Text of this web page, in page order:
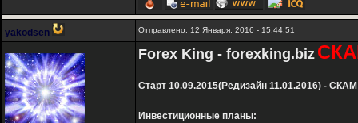
yakodsen Отправлено: 12 Января, 2016 - 15:44:51
Forex King - forexking.biz
Старт 10.09.2015(Редизайн 11.01.2016) -
Инвестиционные планы: